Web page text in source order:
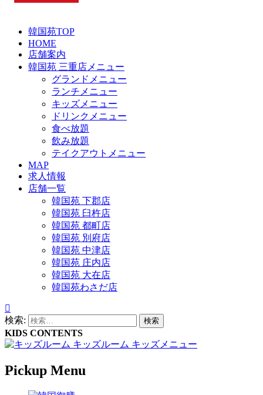
韓国苑TOP
HOME
店舗案内
韓国苑 三重店メニュー
グランドメニュー
ランチメニュー
キッズメニュー
ドリンクメニュー
食べ放題
飲み放題
テイクアウトメニュー
MAP
求人情報
店舗一覧
韓国苑 下郡店
韓国苑 臼杵店
韓国苑 都町店
韓国苑 別府店
韓国苑 中津店
韓国苑 庄内店
韓国苑 大在店
韓国苑わさだ店
検索:
KIDS CONTENTS
キッズルーム キッズメニュー
Pickup Menu